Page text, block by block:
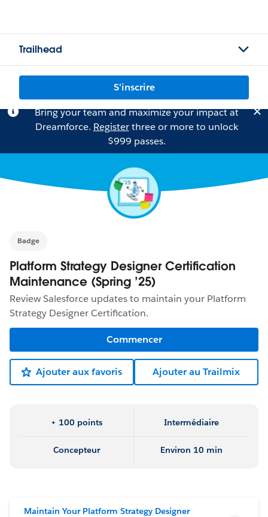
Trailhead
S'inscrire
Bring your team and maximize your impact at
Dreamforce. Registerthree or more to unlock
$999 passes.
Badge
Platform Strategy Designer Certification
Maintenance (Spring ’25)
Review Salesforce updates to maintain your Platform
Strategy Designer Certification.
Commencer
Ajouter aux favoris Ajouter au Trailmix
+ 100 points Intermédiaire
Concepteur Environ 10 min
Maintain Your Platform Strategy Designer